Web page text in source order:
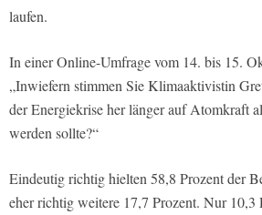
laufen.
In einer Online-Umfrage vom 14. bis 15.
„Inwiefern stimmen Sie Klimaaktivistin
der Energiekrise her länger auf Atomkraft
werden sollte?“
Eindeutig richtig hielten 58,8 Prozent der
eher richtig weitere 17,7 Prozent. Nur 10,3